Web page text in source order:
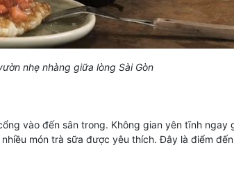
nhẹ nhàng giữa lòng Sài Gòn
vào đến sân trong. Không gian yên tĩnh
món trà sữa được yêu thích. Đây là điểm